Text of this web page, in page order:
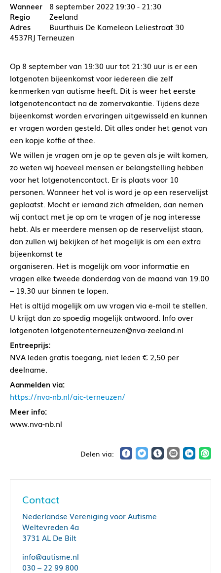
8 september 2022 19:30 - 21:30
Zeeland
Buurthuis De Kameleon Leliestraat 30
4537RJ Terneuzen
Op 8 september van 19:30 uur tot 21:30 uur is er een
lotgenoten bijeenkomst voor iedereen die zelf
kenmerken van autisme heeft. Dit is weer het eerste
lotgenotencontact na de zomervakantie. Tijdens deze
bijeenkomst worden ervaringen uitgewisseld en kunnen
er vragen worden gesteld. Dit alles onder het genot van
een kopje koffie of thee.
We willen je vragen om je op te geven als je wilt komen,
zo weten wij hoeveel mensen er belangstelling hebben
voor het lotgenotencontact. Er is plaats voor 10
personen. Wanneer het vol is word je op een reservelijst
geplaatst. Mocht er iemand zich afmelden, dan nemen
wij contact met je op om te vragen of je nog interesse
hebt. Als er meerdere mensen op de reservelijst staan,
dan zullen wij bekijken of het mogelijk is om een extra
bijeenkomst te
organiseren. Het is mogelijk om voor informatie en
vragen elke tweede donderdag van de maand van 19.00
– 19.30 uur binnen te lopen.
Het is altijd mogelijk om uw vragen via e-mail te stellen.
U krijgt dan zo spoedig mogelijk antwoord. Info over
lotgenoten lotgenotenterneuzen@nva-zeeland.nl
Entreeprijs:
NVA leden gratis toegang, niet leden € 2,50 per
deelname.
Aanmelden via:
https://nva-nb.nl/aic-terneuzen/
Meer info:
www.nva-nb.nl
Contact
Nederlandse Vereniging voor Autisme
Weltevreden 4a
3731 AL De Bilt
info@autisme.nl
030 – 22 99 800